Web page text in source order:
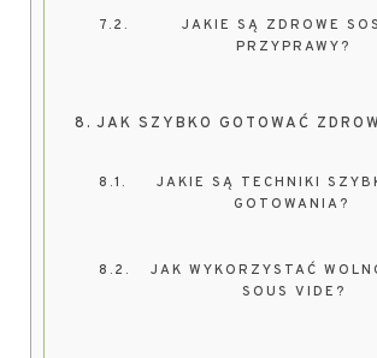
JAKIE SĄ ZDROWE
PRZYPRAWY?
JAK SZYBKO GOTOWAĆ
JAKIE SĄ TECHNIKI
GOTOWANIA?
JAK WYKORZYSTAĆ
SOUS VIDE?